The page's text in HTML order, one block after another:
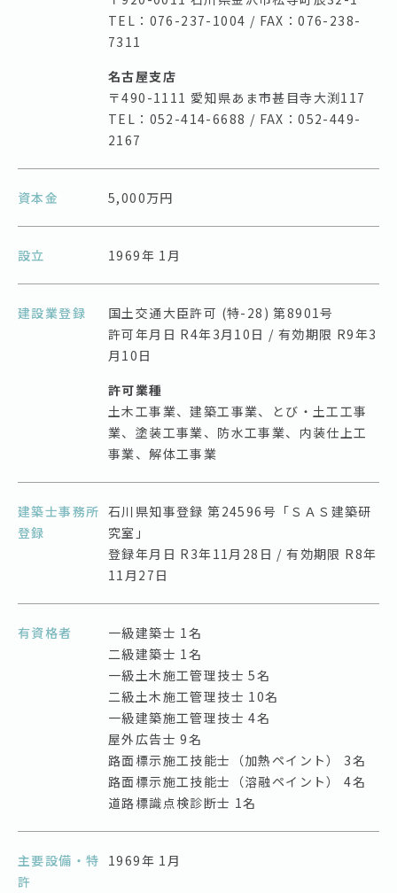
TEL：076-237-1004 / FAX：076-238-
7311
名古屋支店
〒490-1111 愛知県あま市甚目寺大渕117
TEL：052-414-6688 / FAX：052-449-
2167
資本金 5,000万円
設立 1969年 1月
建設業登録
国土交通大臣許可 (特-28) 第8901号
許可年月日 R4年3月10日 / 有効期限 R9年3
月10日
許可業種
土木工事業、建築工事業、とび・土工工事
業、塗装工事業、防水工事業、内装仕上工
事業、解体工事業
建築士事務所
登録
石川県知事登録 第24596号「ＳＡＳ建築研
究室」
登録年月日 R3年11月28日 / 有効期限 R8年
11月27日
有資格者
一級建築士 1名
二級建築士 1名
一級土木施工管理技士 5名
二級土木施工管理技士 10名
一級建築施工管理技士 4名
屋外広告士 9名
路面標示施工技能士（加熱ペイント） 3名
路面標示施工技能士（溶融ペイント） 4名
道路標識点検診断士 1名
主要設備・特
許
1969年 1月